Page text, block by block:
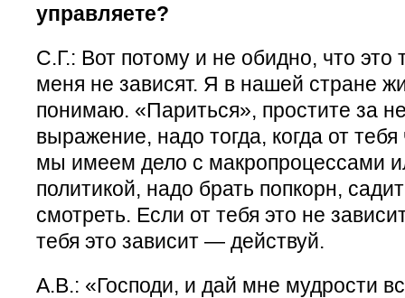
управляете?
С.Г.: Вот потому и не обидно, что
меня не зависят. Я в нашей стране
понимаю. «Париться», простите за
выражение, надо тогда, когда от тебя
мы имеем дело с макропроцессами
политикой, надо брать попкорн,
смотреть. Если от тебя это не
тебя это зависит — действуй.
А.В.: «Господи, и дай мне мудрости